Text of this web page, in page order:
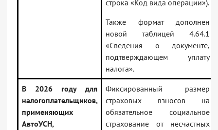
строка «Код вида операции»).
Также формат дополнен
новой таблицей 4.64.1
«Сведения о документе,
подтверждающем уплату
налога».
В 2026 году для
налогоплательщиков,
применяющих
АвтоУСН,
Фиксированный размер
страховых взносов на
обязательное социальное
страхование от несчастных